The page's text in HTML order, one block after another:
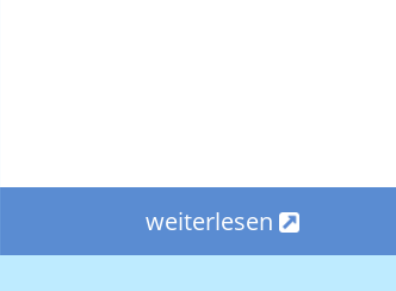
weiterlesen